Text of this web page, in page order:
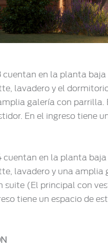
cuentan en la planta
lavadero y el
galería con
En el ingreso tiene
cuentan en la planta
lavadero y una amplia
(El principal con
tiene un espacio de